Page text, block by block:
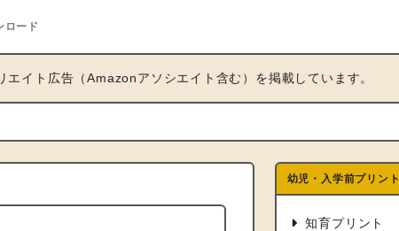
ロード
イト広告（Amazonアソシエイト含む）を掲載しています。
幼児・入学前プリント
知育プリント